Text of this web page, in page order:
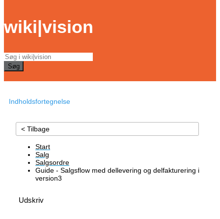
wiki|vision
Søg
< Tilbage
Start
Salg
Salgsordre
Guide - Salgsflow med dellevering og delfakturering i
version3
Udskriv
Indholdsfortegnelse